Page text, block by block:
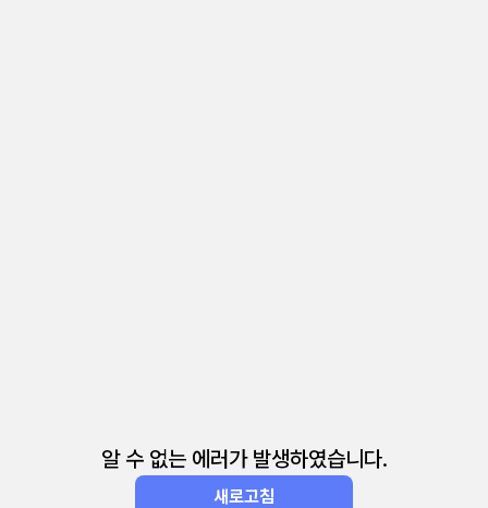
알 수 없는 에러가 발생하였습니다.
새로고침